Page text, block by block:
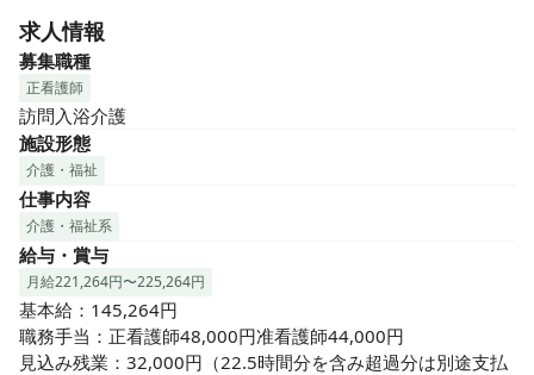
求人情報
募集職種
正看護師
訪問入浴介護
施設形態
介護・福祉
仕事内容
介護・福祉系
給与・賞与
月給221,264円〜225,264円
基本給：145,264円
職務手当：正看護師48,000円准看護師44,000円
見込み残業：32,000円（22.5時間分を含み超過分は別途支払